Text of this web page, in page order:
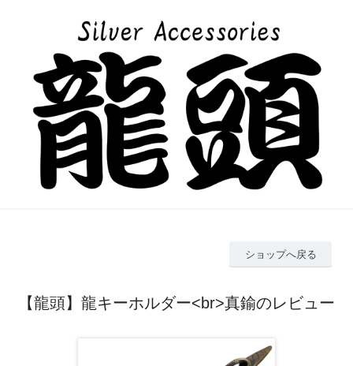
ショップへ戻る
【龍頭】龍キーホルダー<br>真鍮のレビュー